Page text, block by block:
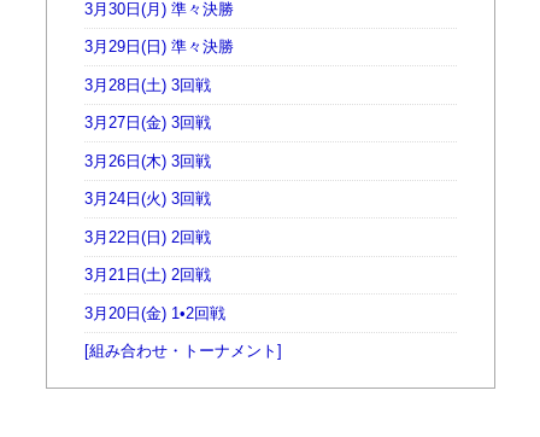
3月30日(月) 準々決勝
3月29日(日) 準々決勝
3月28日(土) 3回戦
3月27日(金) 3回戦
3月26日(木) 3回戦
3月24日(火) 3回戦
3月22日(日) 2回戦
3月21日(土) 2回戦
3月20日(金) 1•2回戦
[組み合わせ・トーナメント]